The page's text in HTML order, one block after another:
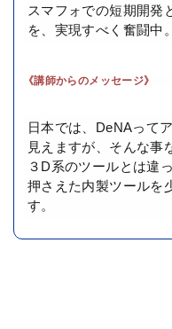
スマフォでの短期開発
を、実現すべく奮闘中
《講師からのメッセージ》
日本では、DeNAって
見えますが、そんな事
３D系のツールとは違
押さえた内製ツールを
す。